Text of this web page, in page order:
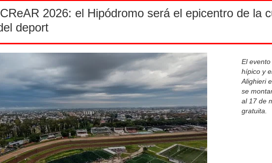
2026: el Hipódromo será el epicentro de la
deport
El
hípico y
Alighieri
se
al 17 de
gratuita.